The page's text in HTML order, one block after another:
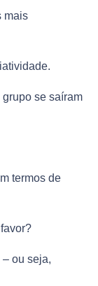
mais
se saíram
termos de
ou seja,